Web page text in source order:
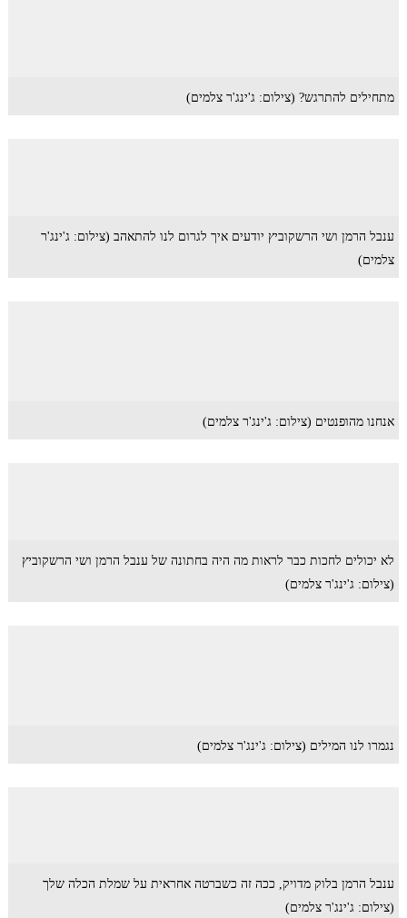
מתחילים להתרגש? (צילום: ג'ינג'ר צלמים)
ענבל הרמן ושי הרשקוביץ יודעים איך לגרום לנו להתאהב (צילום: ג'ינג'ר
צלמים)
אנחנו מהופנטים (צילום: ג'ינג'ר צלמים)
לא יכולים לחכות כבר לראות מה היה בחתונה של ענבל הרמן ושי הרשקוביץ
(צילום: ג'ינג'ר צלמים)
נגמרו לנו המילים (צילום: ג'ינג'ר צלמים)
ענבל הרמן בלוק מדויק, ככה זה כשברטה אחראית על שמלת הכלה שלך
(צילום: ג'ינג'ר צלמים)